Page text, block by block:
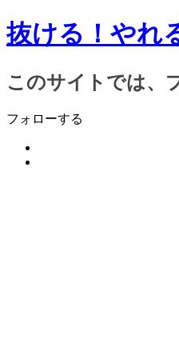
抜ける！やれ
このサイトでは、
フォローする